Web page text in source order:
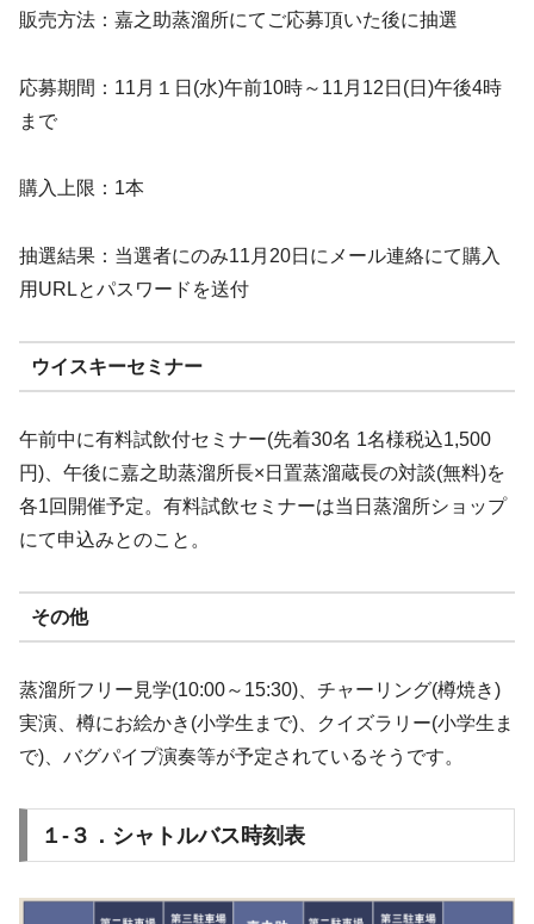
販売方法：嘉之助蒸溜所にてご応募頂いた後に抽選
応募期間：11月１日(水)午前10時～11月12日(日)午後4時
まで
購入上限：1本
抽選結果：当選者にのみ11月20日にメール連絡にて購入
用URLとパスワードを送付
ウイスキーセミナー
午前中に有料試飲付セミナー(先着30名 1名様税込1,500
円)、午後に嘉之助蒸溜所長×日置蒸溜蔵長の対談(無料)を
各1回開催予定。有料試飲セミナーは当日蒸溜所ショップ
にて申込みとのこと。
その他
蒸溜所フリー見学(10:00～15:30)、チャーリング(樽焼き)
実演、樽にお絵かき(小学生まで)、クイズラリー(小学生ま
で)、バグパイプ演奏等が予定されているそうです。
１-３．シャトルバス時刻表